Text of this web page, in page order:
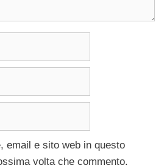
email e sito web in questo
volta che commento.